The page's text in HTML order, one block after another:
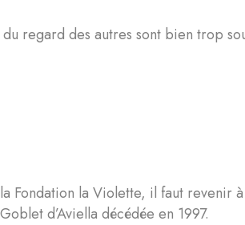
regard des autres sont bien trop
Fondation la Violette, il faut revenir
d’Aviella décédée en 1997.